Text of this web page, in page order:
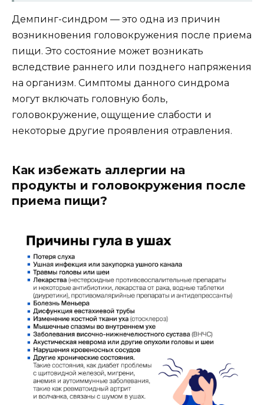
Демпинг-синдром — это одна из причин
возникновения головокружения после приема
пищи. Это состояние может возникать
вследствие раннего или позднего напряжения
на организм. Симптомы данного синдрома
могут включать головную боль,
головокружение, ощущение слабости и
некоторые другие проявления отравления.
Как избежать аллергии на
продукты и головокружения после
приема пищи?